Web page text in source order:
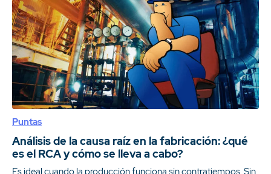
Puntas
Análisis de la causa raíz en la fabricación: ¿qué
es el RCA y cómo se lleva a cabo?
Es ideal cuando la producción funciona sin contratiempos. Sin